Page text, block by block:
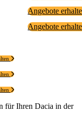
Angebote
Angebote
für Ihren Dacia in der